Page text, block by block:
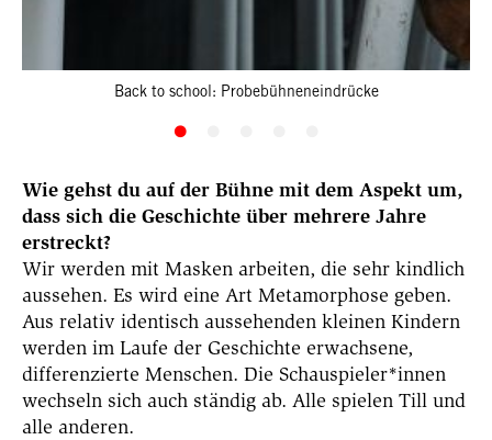
Back to school: Probebühneneindrücke
Wie gehst du auf der Bühne mit dem Aspekt um,
dass sich die Geschichte über mehrere Jahre
erstreckt?
Wir werden mit Masken arbeiten, die sehr kindlich
aussehen. Es wird eine Art Metamorphose geben.
Aus relativ identisch aussehenden kleinen Kindern
werden im Laufe der Geschichte erwachsene,
differenzierte Menschen. Die Schauspieler*innen
wechseln sich auch ständig ab. Alle spielen Till und
alle anderen.